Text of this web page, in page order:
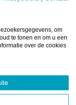
om
te tonen en om u een
over de cookies